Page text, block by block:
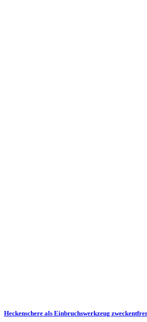
Heckenschere als Einbruchswerkzeug